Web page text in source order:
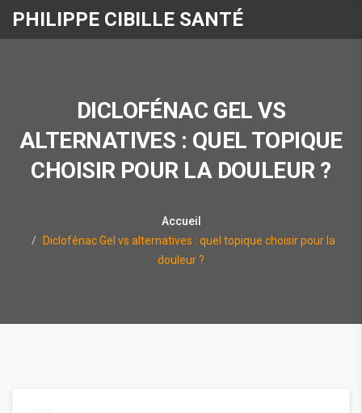
PHILIPPE CIBILLE SANTÉ
DICLOFÉNAC GEL VS
ALTERNATIVES : QUEL TOPIQUE
CHOISIR POUR LA DOULEUR ?
Accueil
Diclofénac Gel vs alternatives : quel topique choisir pour la
douleur ?